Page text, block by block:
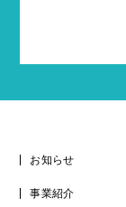
お知らせ
事業紹介